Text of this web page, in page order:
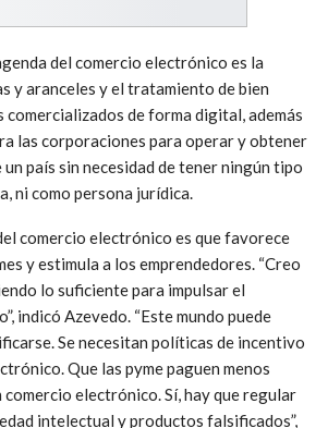
del comercio electrónico es la
y aranceles y el tratamiento de bien
comercializados de forma digital, además
las corporaciones para operar y obtener
país sin necesidad de tener ningún tipo
ni como persona jurídica.
comercio electrónico es que favorece
y estimula a los emprendedores. “Creo
lo suficiente para impulsar el
indicó Azevedo. “Este mundo puede
Se necesitan políticas de incentivo
Que las pyme paguen menos
electrónico. Sí, hay que regular
intelectual y productos falsificados”,